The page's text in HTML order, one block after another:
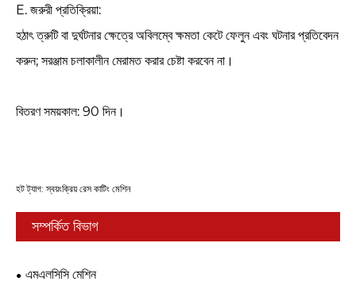
E. জরুরী প্রতিক্রিয়া: ‌
হঠাৎ ত্রুটি বা দুর্ঘটনার ক্ষেত্রে অবিলম্বে ক্ষমতা কেটে ফেলুন এবং ঘটনার প্রতিবেদন
করুন; সরঞ্জাম চলাকালীন মেরামত করার চেষ্টা করবেন না।
বিতরণ সময়কাল: 90 দিন।
হট ট্যাগ: স্বয়ংক্রিয় রেস কাটিং মেশিন
সম্পর্কিত বিভাগ
এমএলসিসি মেশিন